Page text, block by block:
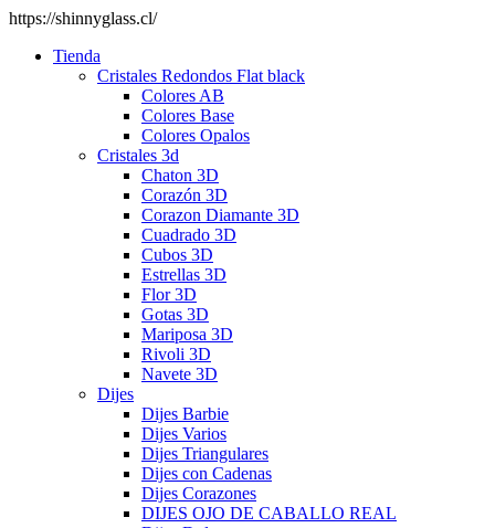
https://shinnyglass.cl/
Tienda
Cristales Redondos Flat black
Colores AB
Colores Base
Colores Opalos
Cristales 3d
Chaton 3D
Corazón 3D
Corazon Diamante 3D
Cuadrado 3D
Cubos 3D
Estrellas 3D
Flor 3D
Gotas 3D
Mariposa 3D
Rivoli 3D
Navete 3D
Dijes
Dijes Barbie
Dijes Varios
Dijes Triangulares
Dijes con Cadenas
Dijes Corazones
DIJES OJO DE CABALLO REAL